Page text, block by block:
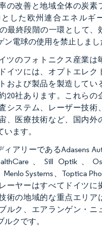
の改善と地域全体の炭素
した欧州連合エネルギ
の最終段階の一環として、
ン電球の使用を禁止しまし
ツのフォトニクス産業は
イツには、オプトエレク
および製品を製造してい
20社あります。これらの
システム、レーザー技術
、医療技術など、国内外
ます。
アリーであるAdasens
、Sill Optik、
Menlo Systems、Toptica
ーヤーはすべてドイツに
術の地域的な重点エリア
ルク、エアランゲン・ニ
クです。